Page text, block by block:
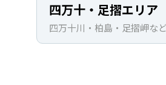
四万十・足摺エリア
四万十川・柏島・足摺岬な